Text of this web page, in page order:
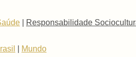
Responsabilidade
Mundo